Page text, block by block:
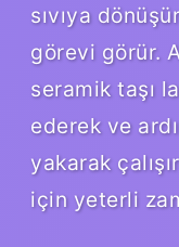
sıvıya
görevi görür.
seramik taşı
ederek ve
yakarak
için yeterli